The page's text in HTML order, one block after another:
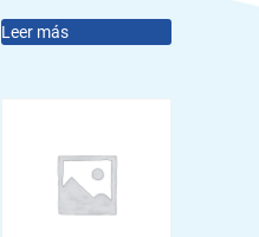
Leer más